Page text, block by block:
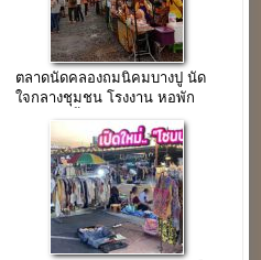
ตลาดนัดคลองถมนิคมบางปู นัด
ใจกลางชุมชน โรงงาน หอพัก
และบ้านเอื้ออาทร